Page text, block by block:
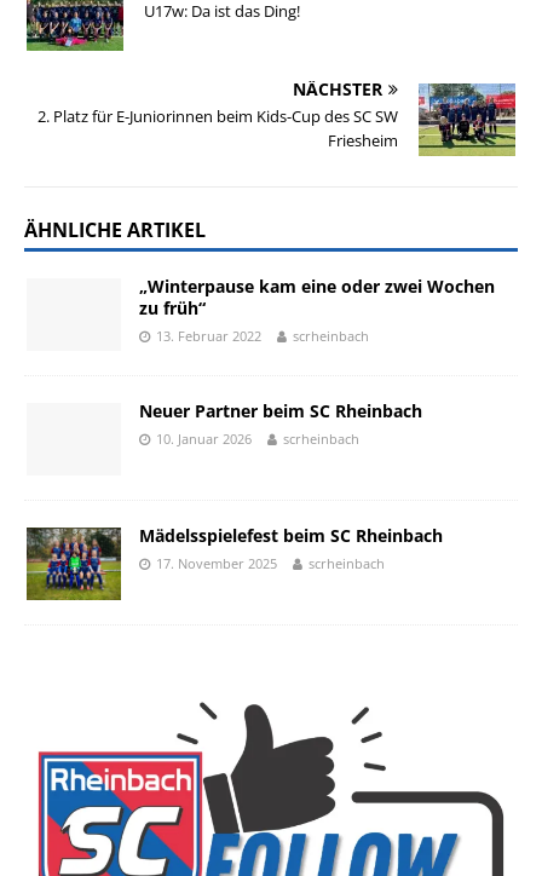
U17w: Da ist das Ding!
NÄCHSTER
2. Platz für E-Juniorinnen beim Kids-Cup des SC SW
Friesheim
ÄHNLICHE ARTIKEL
„Winterpause kam eine oder zwei Wochen
zu früh“
13. Februar 2022 scrheinbach
Neuer Partner beim SC Rheinbach
10. Januar 2026 scrheinbach
Mädelsspielefest beim SC Rheinbach
17. November 2025 scrheinbach